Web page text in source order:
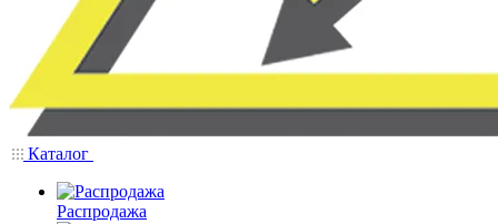
Каталог
Распродажа